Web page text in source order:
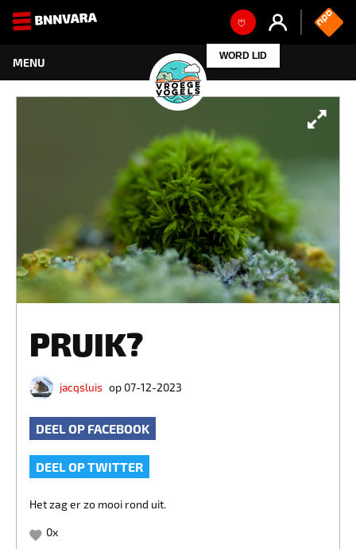
WORD LID
PRUIK?
jacqsluis op 07-12-2023
DEEL OP FACEBOOK
DEEL OP TWITTER
Het zag er zo mooi rond uit.
0x